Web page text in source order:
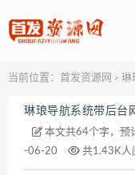
当前位置： 首发资源网 > 琳
琳琅导航系统带后台
本文共64个字，预
-06-20
共1.43K人